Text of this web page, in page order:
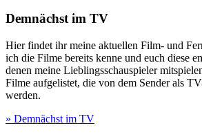
Demnächst im TV
Hier findet ihr meine aktuellen Film- und
ich die Filme bereits kenne und euch diese
denen meine Lieblingsschauspieler
Filme aufgelistet, die von dem Sender als
werden.
» Demnächst im TV